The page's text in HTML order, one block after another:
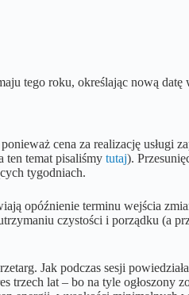
tego roku, określając nową datę
cena za realizację usługi
ten temat pisaliśmy tutaj).
tygodniach.
opóźnienie terminu wejścia
czystości i porządku (a
Jak podczas sesji
trzech lat – bo na tyle ogłoszony